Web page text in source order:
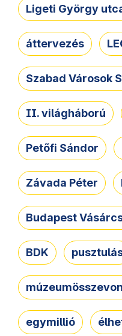
Ligeti György
áttervezés
Szabad Városok
II. világháború
Petőfi Sándor
Závada Péter
Budapest
BDK
egymillió